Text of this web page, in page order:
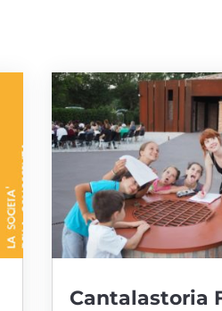
Cantalastoria